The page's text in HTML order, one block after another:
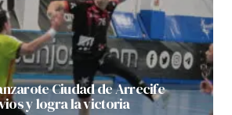
Ciudad de Arrecife
y logra la victoria